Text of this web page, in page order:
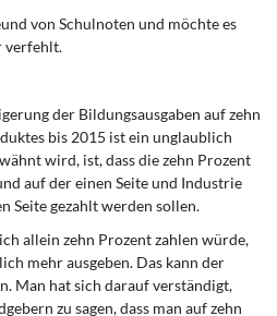
von Schulnoten und möchte es
verfehlt.
der Bildungsausgaben auf zehn
bis 2015 ist ein unglaublich
wird, ist, dass die zehn Prozent
auf der einen Seite und Industrie
Seite gezahlt werden sollen.
allein zehn Prozent zahlen würde,
mehr ausgeben. Das kann der
Man hat sich darauf verständigt,
zu sagen, dass man auf zehn